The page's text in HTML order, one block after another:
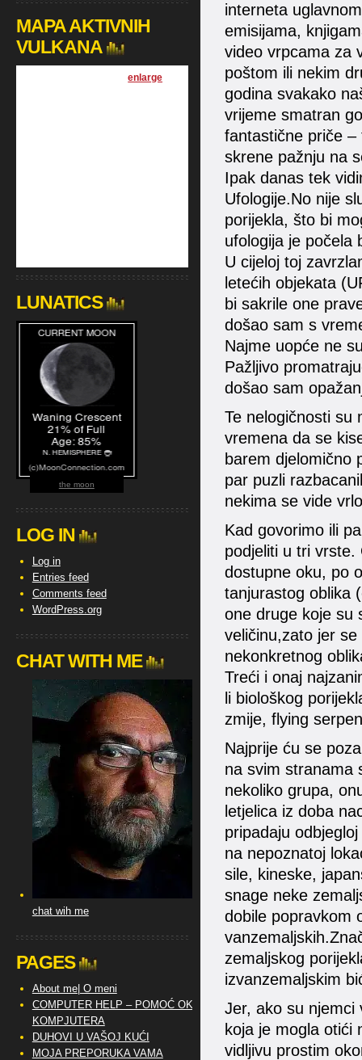
interneta
emisijama,
video vrpcama za
poštom ili nekim
godina svakako
vrijeme smatran
fantastične priče –
skrene pažnju na
Ipak danas tek
Ufologije.No nije
porijekla, što bi
ufologija je počela
U cijeloj toj
letećih objekata
bi sakrile one
došao sam s
Najme uopće ne
Pažljivo
došao sam
Te nelogičnosti su
vremena da se
barem djelomično
par puzli
nekima se vide
Kad govorimo ili
podjeliti u tri vrste.
dostupne oku, po
tanjurastog oblika
one druge koje su
veličinu,zato jer
nekonkretnog
Treći i onaj
li biološkog
zmije, flying
Najprije ću se
na svim stranama
nekoliko grupa,
letjelica iz doba
pripadaju
na nepoznatoj
sile, kineske,
snage neke
dobile popravkom
zemaljskog
izvanzemaljskim
Jer, ako su njemci
koja je mogla otići
vidljivu prostim
MAPA AKTIVNIH
VULKANA
[enlarge
LUNATICS
the moon
LOG IN
Log in
Entries feed
Comments feed
WordPress.org
CHAT WITH ME
chat wih me
PAGES
About me| O meni
COMPUTER HELP – POMOĆ OKO
KOMPJUTERA
DUHOVI U VAŠOJ KUĆI
MOJA PREPORUKA VAMA